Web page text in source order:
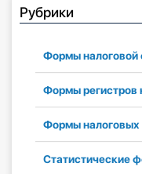
Главная ИС
Формы
Консультации
Правовая база
Библиотека
Рубрики
Формы налоговой
Формы регистров
Формы налоговых
Статистические